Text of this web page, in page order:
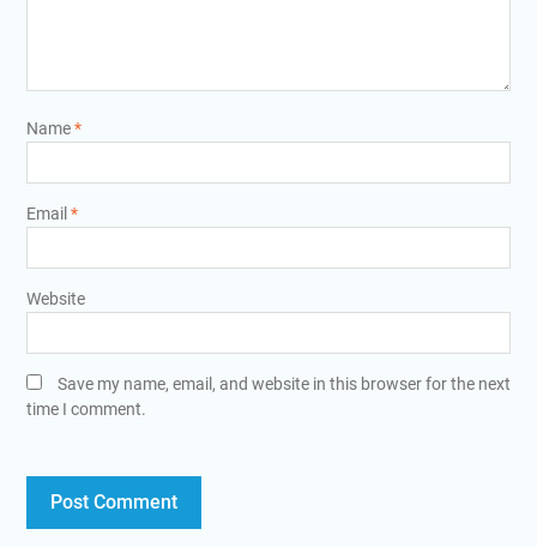
Name*
Email*
Website
Save my name, email, and website in this browser for the next
time I comment.